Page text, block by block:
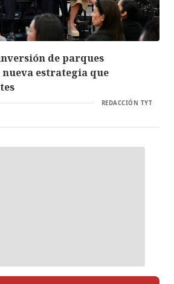
de parques
estrategia que
REDACCIÓN TYT